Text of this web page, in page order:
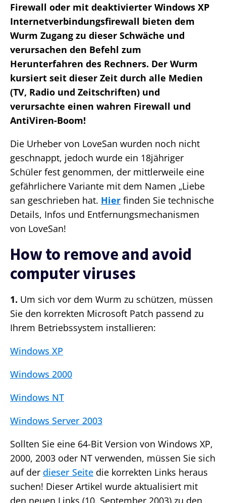
Firewall oder mit deaktivierter Windows XP
Internetverbindungsfirewall bieten dem
Wurm Zugang zu dieser Schwäche und
verursachen den Befehl zum
Herunterfahren des Rechners. Der Wurm
kursiert seit dieser Zeit durch alle Medien
(TV, Radio und Zeitschriften) und
verursachte einen wahren Firewall und
AntiViren-Boom!
Die Urheber von LoveSan wurden noch nicht
geschnappt, jedoch wurde ein 18jähriger
Schüler fest genommen, der mittlerweile eine
gefährlichere Variante mit dem Namen „Liebe
san geschrieben hat. Hier finden Sie technische
Details, Infos und Entfernungsmechanismen
von LoveSan!
How to remove and avoid
computer viruses
1. Um sich vor dem Wurm zu schützen, müssen
Sie den korrekten Microsoft Patch passend zu
Ihrem Betriebssystem installieren:
Windows XP
Windows 2000
Windows NT
Windows Server 2003
Sollten Sie eine 64-Bit Version von Windows XP,
2000, 2003 oder NT verwenden, müssen Sie sich
auf der dieser Seite die korrekten Links heraus
suchen! Dieser Artikel wurde aktualisiert mit